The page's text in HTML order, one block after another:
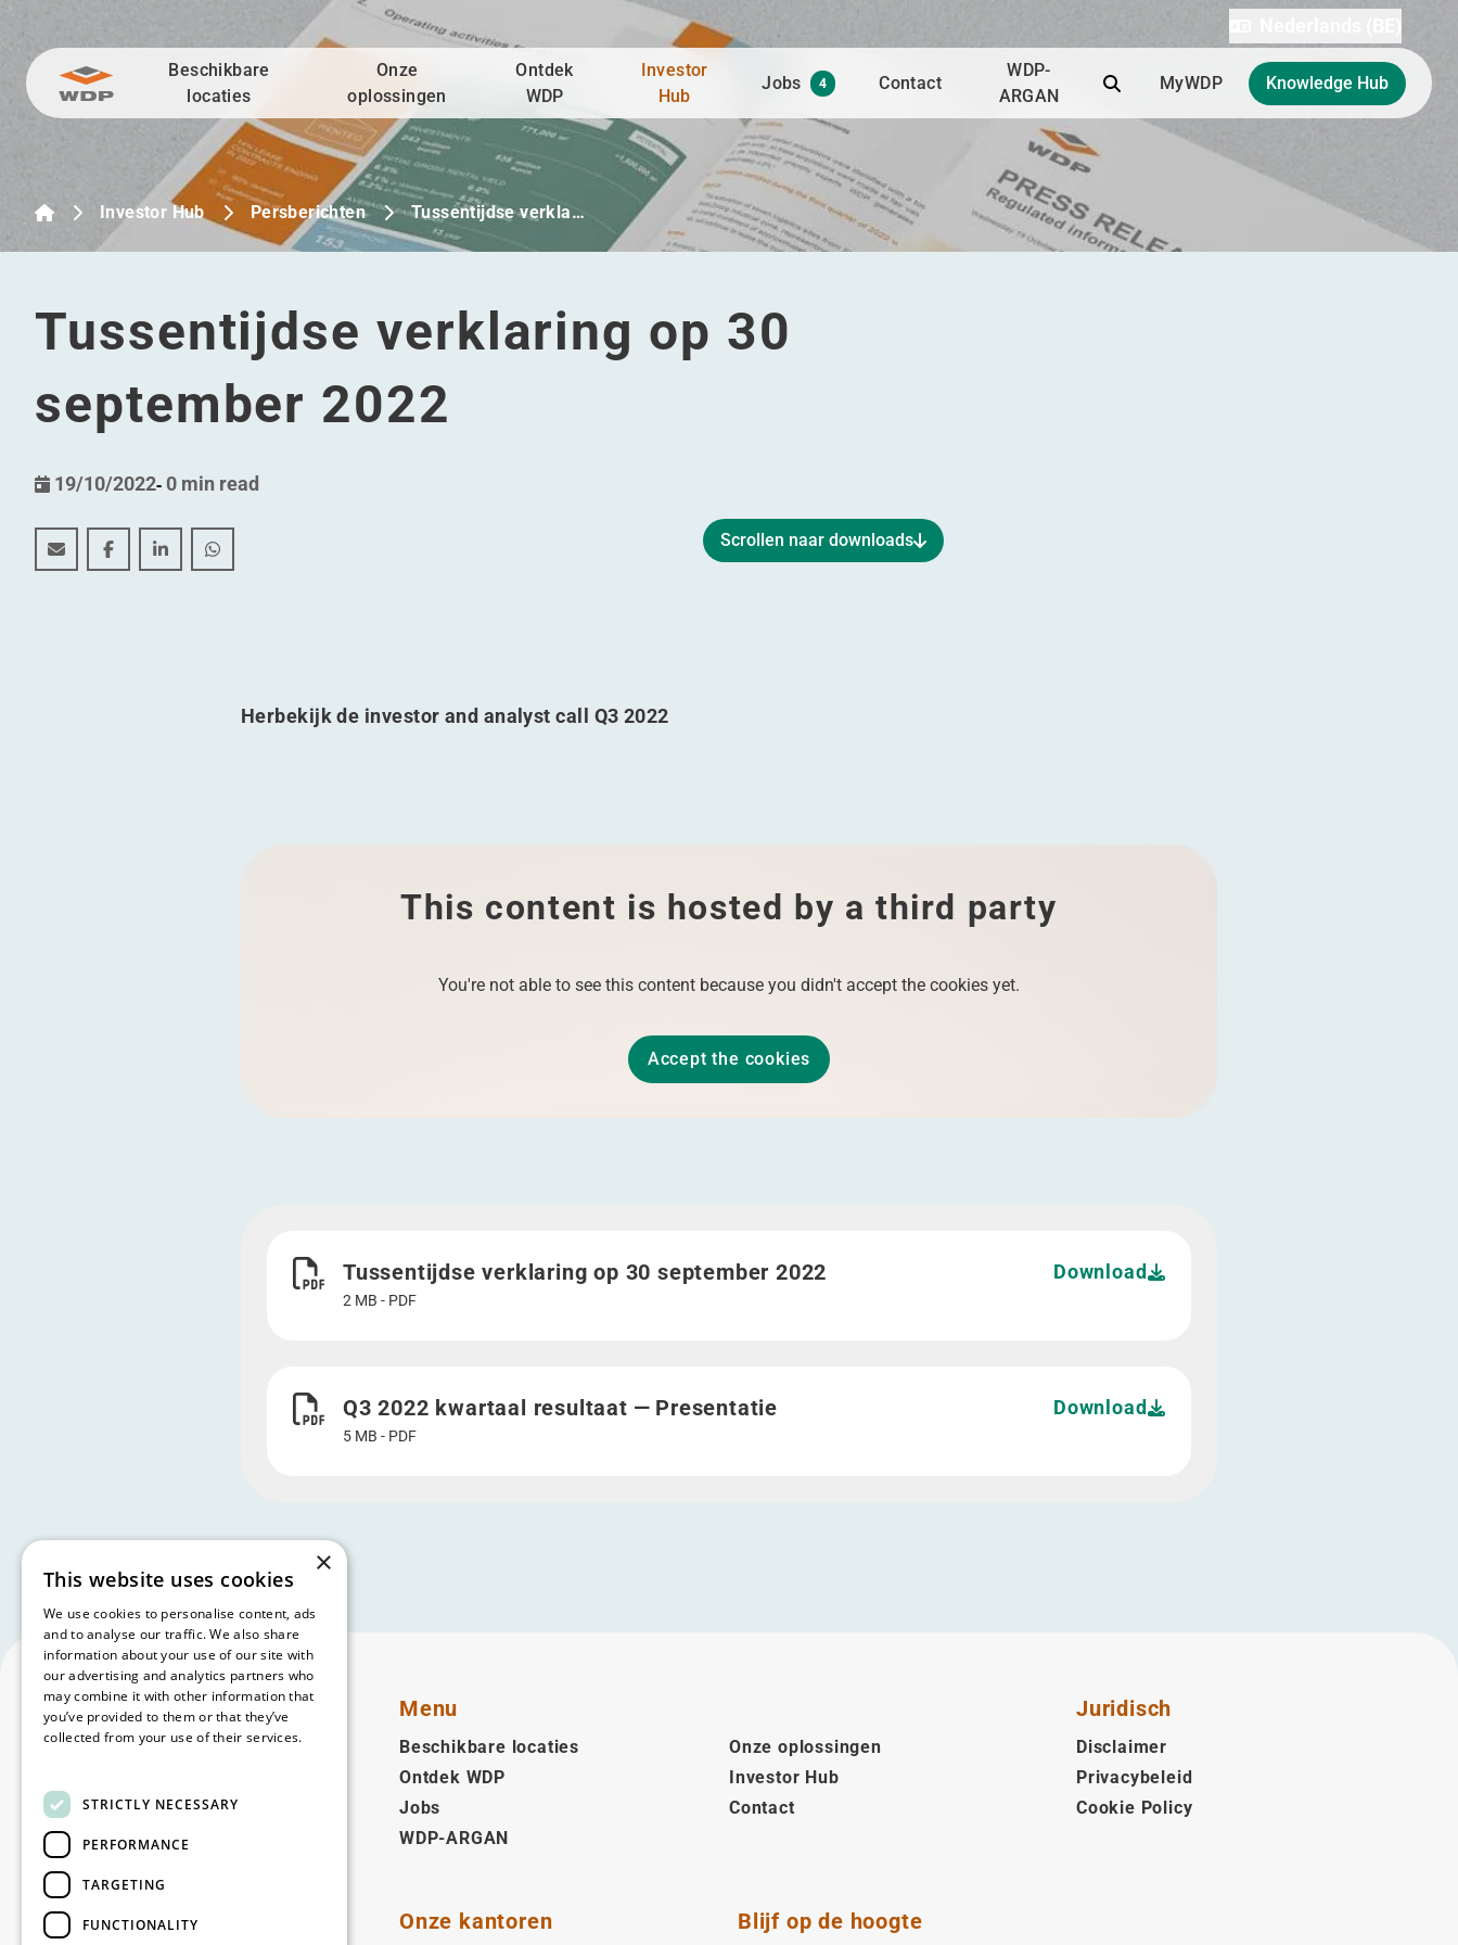
Ga naar inhoud
Beschikbare
locaties
Onze
oplossingen
Ontdek
WDP
Investor
Hub
Jobs 4 Contact
WDP-
ARGAN
ZoekMyWDP Knowledge Hub
Investor Hub Persberichten Tussentijdse verkla…
Tussentijdse verklaring op 30
september 2022
19/10/2022- 0 min read
Tussentijdse verklaring op 30 september 2022
Tussentijdse verklaring op 30 september 2022
Tussentijdse verklaring op 30 september 2022
Tussentijdse verklaring op 30 september 2022
Scrollen naar downloads
Herbekijk de investor and analyst call Q3 2022
This content is hosted by a third party
You're not able to see this content because you didn't accept the cookies yet.
Accept the cookies
Tussentijdse verklaring op 30 september 2022
2 MB - PDF
Download
Q3 2022 kwartaal resultaat — Presentatie
5 MB - PDF
Download
Volg ons
Facebook
LinkedIn
YouTubeInstagram
Copyright © 2026
Menu
Beschikbare locaties
Onze oplossingen
Ontdek WDP
Investor Hub
Jobs
Contact
WDP-ARGAN
Juridisch
Disclaimer
Privacybeleid
Cookie Policy
Onze kantoren Blijf op de hoogte
×
This website uses cookies
We use cookies to personalise content, ads
and to analyse our traffic. We also share
information about your use of our site with
our advertising and analytics partners who
may combine it with other information that
you’ve provided to them or that they’ve
collected from your use of their services.
STRICTLY NECESSARY
PERFORMANCE
TARGETING
FUNCTIONALITY